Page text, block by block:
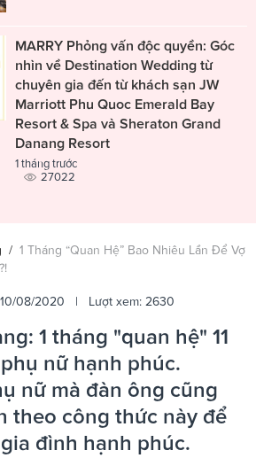
MARRY Phỏng vấn độc quyền: Góc
nhìn về Destination Wedding từ
chuyên gia đến từ khách sạn JW
Marriott Phu Quoc Emerald Bay
Resort & Spa và Sheraton Grand
Danang Resort
1 tháng trước
27022
/ 1 Tháng “Quan Hệ” Bao Nhiêu Lần Để Vợ
08/2020 | Lượt xem: 2630
1 tháng "quan hệ" 11
nữ hạnh phúc.
nữ mà đàn ông cũng
theo công thức này để
đình hạnh phúc.